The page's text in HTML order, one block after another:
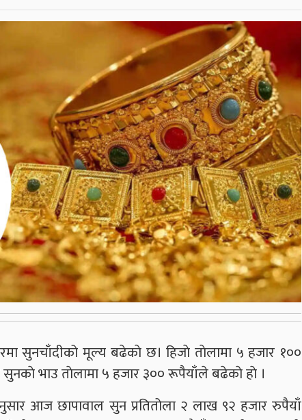
सुनचाँदीको मूल्य बढेकाे छ। हिजाे ताेलामा ५ हजार १००
भाउ ताेलामा ५ हजार ३०० रूपैयाँले बढेकाे हाे ।
आज छापावाल सुन प्रतितोला २ लाख ९२ हजार रुपैयाँ